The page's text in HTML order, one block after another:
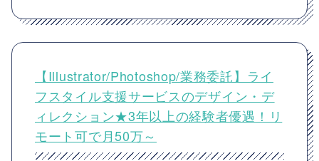
【Illustrator/Photoshop/業務委託】ライ
フスタイル支援サービスのデザイン・デ
ィレクション★3年以上の経験者優遇！リ
モート可で月50万～